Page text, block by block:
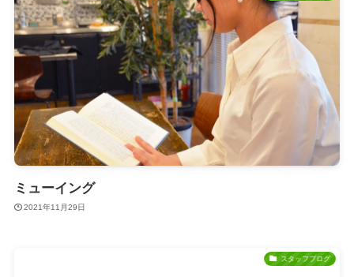
ミューイング
2021年11月29日
スタッフブログ